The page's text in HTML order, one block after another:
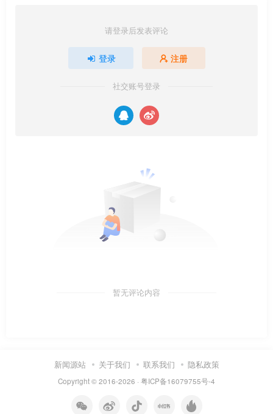
请登录后发表评论
登录 注册
社交账号登录
暂无评论内容
新闻源站 关于我们 联系我们 隐私政策
Copyright © 2016-2026 · 粤ICP备16079755号-4